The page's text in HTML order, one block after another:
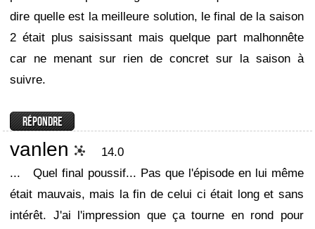
dire quelle est la meilleure solution, le final de la saison
2 était plus saisissant mais quelque part malhonnête
car ne menant sur rien de concret sur la saison à
suivre.
vanlen
14.0
...Quel final poussif... Pas que l'épisode en lui même
était mauvais, mais la fin de celui ci était long et sans
intérêt. J'ai l'impression que ça tourne en rond pour